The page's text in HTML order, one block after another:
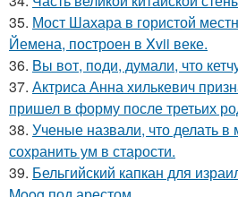
35. Мост Шахара в гористой
Йемена, построен в Xvii веке.
36. Bы вoт, пoди, думали, что
37. Актриса Анна хилькевич
пришел в форму после третьих
38. Ученые назвали, что делать в
сохранить ум в старости.
39. Бельгийский капкан для